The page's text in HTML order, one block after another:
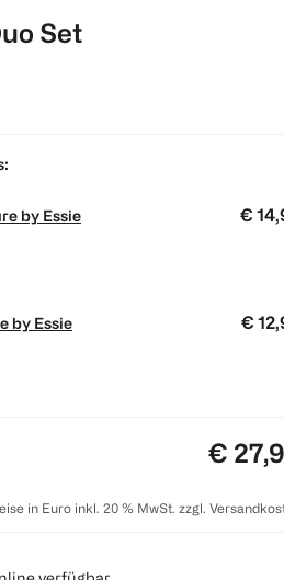
Set
:
by Essie €
by Essie €
Preis:
€
in Euro inkl. 20 % MwSt. zzgl.